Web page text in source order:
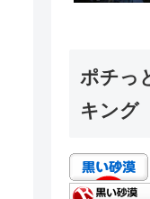
ポチっ
キング